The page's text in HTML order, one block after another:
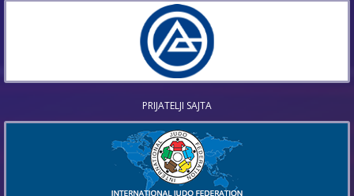
PRIJATELJI SAJTA